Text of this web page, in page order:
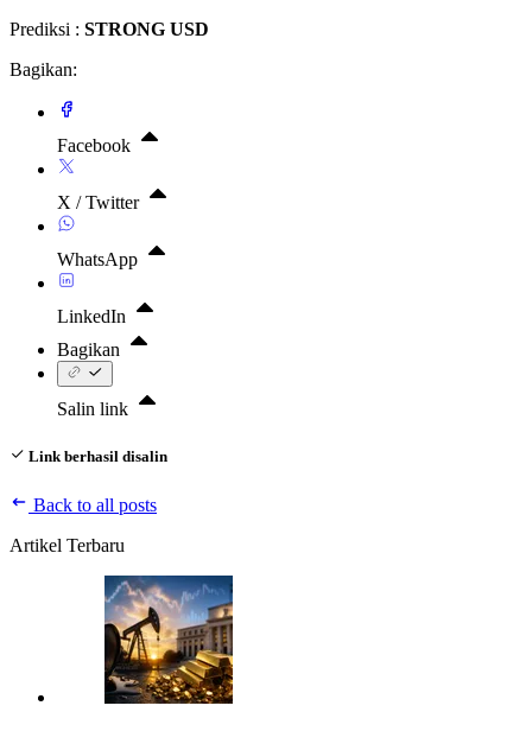
Prediksi : STRONG USD
Bagikan:
Facebook
X / Twitter
WhatsApp
LinkedIn
Bagikan
Salin link
Link berhasil disalin
Back to all posts
Artikel Terbaru